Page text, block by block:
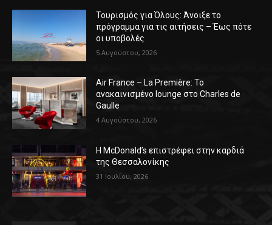
Τουρισμός για Όλους: Άνοιξε το
πρόγραμμα για τις αιτήσεις – Έως πότε
οι υποβολές
5 Αυγούστου, 2026
Air France – La Première: Το
ανακαινισμένο lounge στο Charles de
Gaulle
4 Αυγούστου, 2026
Η McDonald’s επιστρέφει στην καρδιά
της Θεσσαλονίκης
31 Ιουλίου, 2026